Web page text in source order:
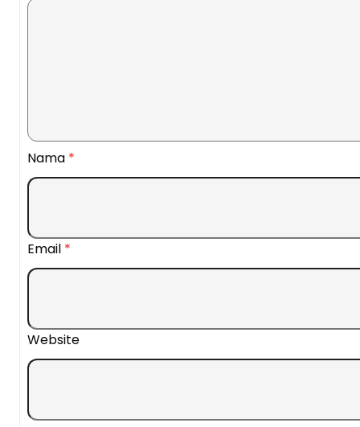
Nama *
Email *
Website